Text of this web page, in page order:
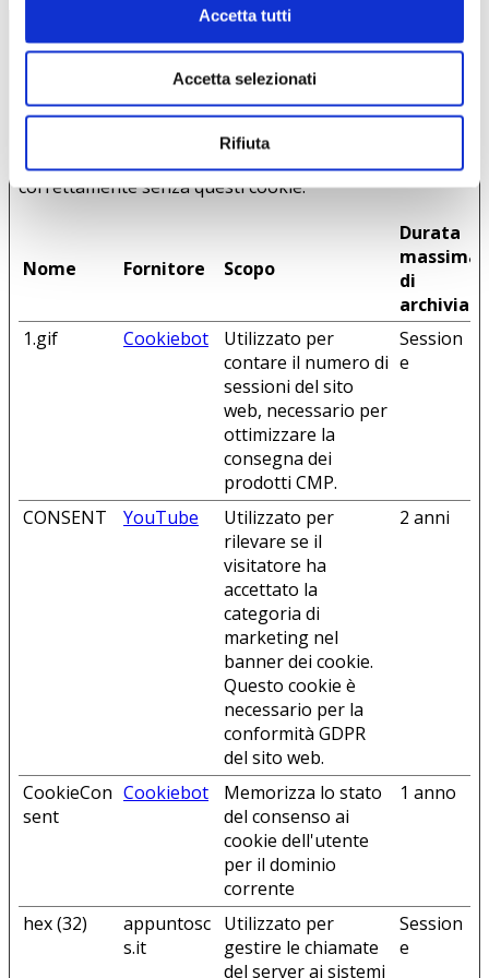
Accetta tutti
Accetta selezionati
Rifiuta
Necessari (4)
I cookie necessari contribuiscono a rendere fruibile il
sito web abilitandone funzionalità di base quali la
navigazione sulle pagine e l'accesso alle aree protette
del sito. Il sito web non è in grado di funzionare
correttamente senza questi cookie.
Nome Fornitore Scopo
Durata
massima
di
1.gif
Cookiebot
Utilizzato per
contare il numero di
sessioni del sito
web, necessario per
ottimizzare la
consegna dei
prodotti CMP.
Session
e
CONSENT YouTube
Utilizzato per
rilevare se il
visitatore ha
accettato la
categoria di
marketing nel
banner dei cookie.
Questo cookie è
necessario per la
conformità GDPR
del sito web.
2 anni
CookieCon
sent
Cookiebot
Memorizza lo stato
del consenso ai
cookie dell'utente
per il dominio
corrente
1 anno
hex (32)
appuntosc
s.it
Utilizzato per
gestire le chiamate
del server ai sistemi
Session
e